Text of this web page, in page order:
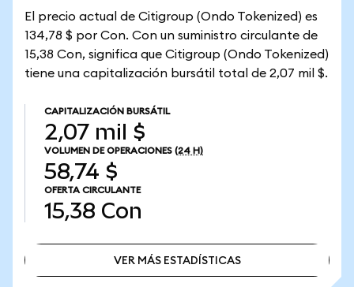
El precio actual de Citigroup (Ondo Tokenized) es
134,78 $ por Con. Con un suministro circulante de
15,38 Con, significa que Citigroup (Ondo Tokenized)
tiene una capitalización bursátil total de 2,07 mil $.
CAPITALIZACIÓN BURSÁTIL
2,07 mil $
VOLUMEN DE OPERACIONES (24 H)
58,74 $
OFERTA CIRCULANTE
15,38 Con
VER MÁS ESTADÍSTICAS